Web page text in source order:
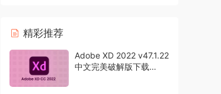
精彩推荐
Adobe XD 2022 v47.1.22
中文完美破解版下载